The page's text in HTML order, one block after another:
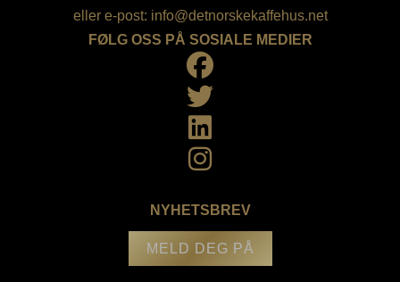
eller e-post: info@detnorskekaffehus.net
FØLG OSS PÅ SOSIALE MEDIER
NYHETSBREV
MELD DEG PÅ